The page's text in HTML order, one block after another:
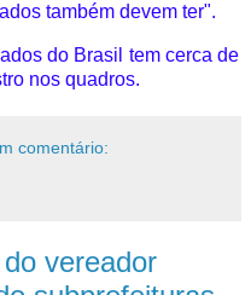
também devem ter".
do Brasil tem cerca de
nos quadros.
comentário:
vereador